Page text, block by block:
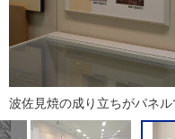
波佐見焼の成り立ちがパネ